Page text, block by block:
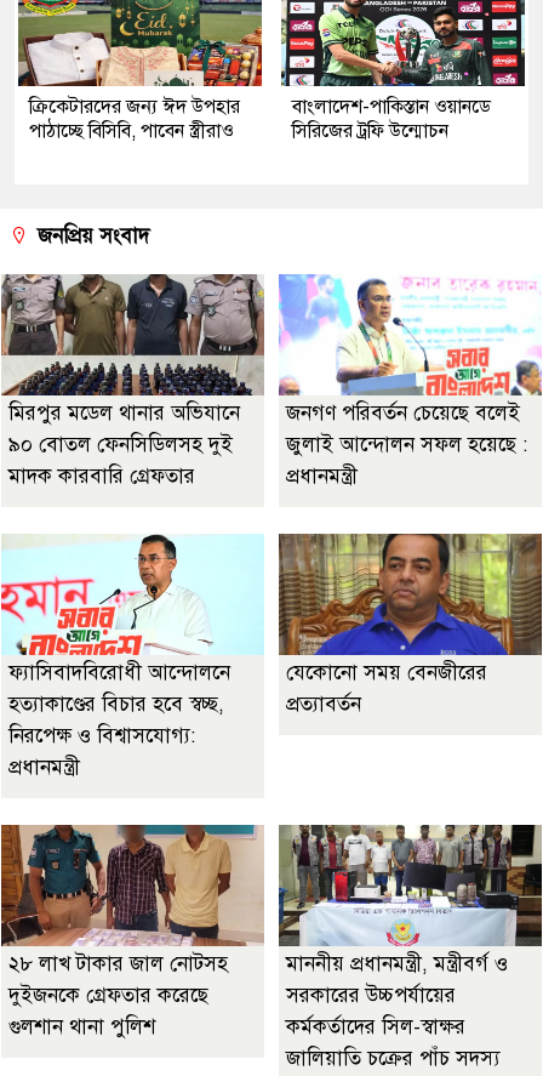
ক্রিকেটারদের জন্য ঈদ উপহার
পাঠাচ্ছে বিসিবি, পাবেন স্ত্রীরাও
বাংলাদেশ-পাকিস্তান ওয়ানডে
সিরিজের ট্রফি উন্মোচন
জনপ্রিয় সংবাদ
মিরপুর মডেল থানার অভিযানে
৯০ বোতল ফেনসিডিলসহ দুই
মাদক কারবারি গ্রেফতার
জনগণ পরিবর্তন চেয়েছে বলেই
জুলাই আন্দোলন সফল হয়েছে :
প্রধানমন্ত্রী
ফ্যাসিবাদবিরোধী আন্দোলনে
হত্যাকাণ্ডের বিচার হবে স্বচ্ছ,
নিরপেক্ষ ও বিশ্বাসযোগ্য:
প্রধানমন্ত্রী
যেকোনো সময় বেনজীরের
প্রত্যাবর্তন
২৮ লাখ টাকার জাল নোটসহ
দুইজনকে গ্রেফতার করেছে
গুলশান থানা পুলিশ
মাননীয় প্রধানমন্ত্রী, মন্ত্রীবর্গ ও
সরকারের উচ্চপর্যায়ের
কর্মকর্তাদের সিল-স্বাক্ষর
জালিয়াতি চক্রের পাঁচ সদস্য